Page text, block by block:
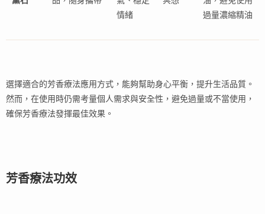
情緒
過量濃縮精油
選擇適合的芳香療法應用方式，能夠幫助身心平衡，提升生活品質。
然而，在使用時仍需考量個人需求與安全性，避免過量或不當使用，
確保芳香療法發揮最佳效果。
芳香療法功效